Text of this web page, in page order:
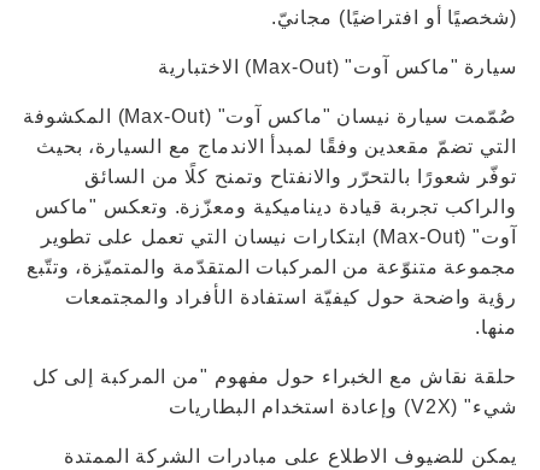
(شخصيًا أو افتراضيًا) مجانيّ.
سيارة "ماكس آوت" (Max-Out) الاختبارية
صُمّمت سيارة نيسان "ماكس آوت" (Max-Out) المكشوفة
التي تضمّ مقعدين وفقًا لمبدأ الاندماج مع السيارة، بحيث
توفّر شعورًا بالتحرّر والانفتاح وتمنح كلًا من السائق
والراكب تجربة قيادة ديناميكية ومعزّزة. وتعكس "ماكس
آوت" (Max-Out) ابتكارات نيسان التي تعمل على تطوير
مجموعة متنوّعة من المركبات المتقدّمة والمتميّزة، وتتّبع
رؤية واضحة حول كيفيّة استفادة الأفراد والمجتمعات
منها.
حلقة نقاش مع الخبراء حول مفهوم "من المركبة إلى كل
شيء" (V2X) وإعادة استخدام البطاريات
يمكن للضيوف الاطلاع على مبادرات الشركة الممتدة